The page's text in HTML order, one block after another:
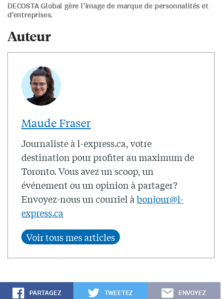
DECOSTA Global gère l’image de marque de personnalités et
d’entreprises.
Auteur
Maude Fraser
Journaliste à l-express.ca, votre
destination pour profiter au maximum de
Toronto. Vous avez un scoop, un
événement ou un opinion à partager?
Envoyez-nous un courriel à bonjour@l-
express.ca
PARTAGEZ TWEETEZ ENVOYEZ